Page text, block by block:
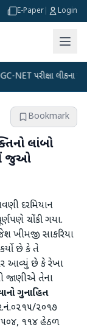
E-Paper Login
લીકના આરોપો પર
Bookmark
લાંબો
જુઓ
દરમિયાન
ચોંકી ગયા.
ખીમજી સાકરિયા
છે કે તે
આવ્યું છે કે રેખા
જાણીએ તેના
ગુનાહિત
૨૦૧૭
૧૧૪ હેઠળ